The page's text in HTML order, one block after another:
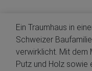
Ein Traumhaus in
Schweizer
verwirklicht. Mit dem
Putz und Holz sowie